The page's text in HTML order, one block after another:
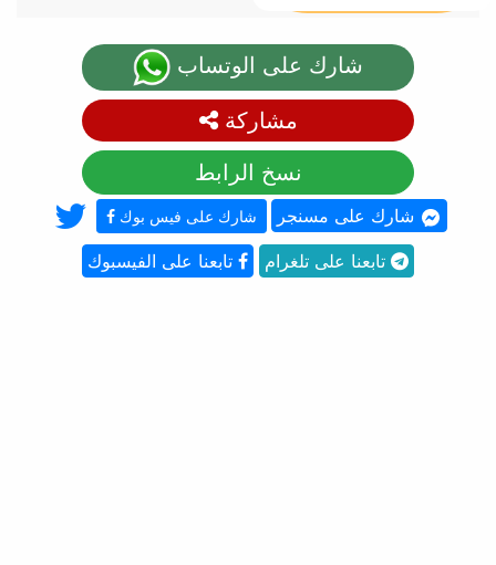
شارك على الوتساب
مشاركة
نسخ الرابط
شارك على فيس بوك شارك على مسنجر
تابعنا على الفيسبوك تابعنا على تلغرام